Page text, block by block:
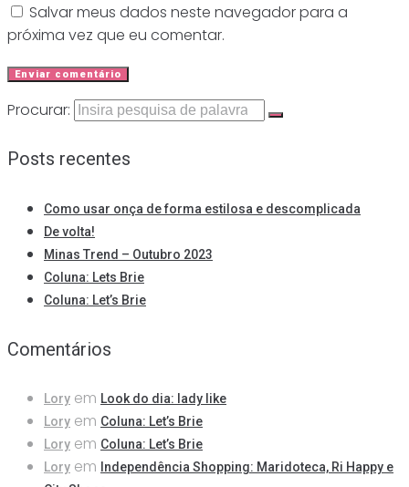
Salvar meus dados neste navegador para a
próxima vez que eu comentar.
Procurar:
Posts recentes
Como usar onça de forma estilosa e descomplicada
De volta!
Minas Trend – Outubro 2023
Coluna: Lets Brie
Coluna: Let’s Brie
Comentários
Lory em Look do dia: lady like
Lory em Coluna: Let’s Brie
Lory em Coluna: Let’s Brie
Lory em
Independência Shopping: Maridoteca, Ri Happy e